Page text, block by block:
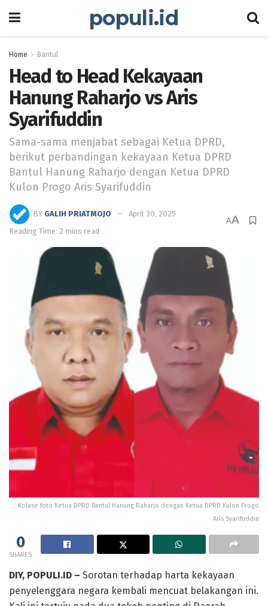
populi.id
Home Bantul
Head to Head Kekayaan
Hanung Raharjo vs Aris
Syarifuddin
Sama-sama menjabat sebagai Ketua DPRD,
berikut perbandingan kekayaan Ketua DPRD
Bantul Hanung Raharjo dengan Ketua DPRD
Kulon Progo Aris Syarifuddin
BY GALIH PRIATMOJO
April 30, 2025
Reading Time: 2 mins read
AA
Kolase foto Ketua DPRD Bantul Hanung Raharjo dengan Ketua DPRD Kulon Progo
Aris Syarifuddin
0
SHARES
DIY, POPULI.ID – Sorotan terhadap harta kekayaan
penyelenggara negara kembali mencuat belakangan ini.